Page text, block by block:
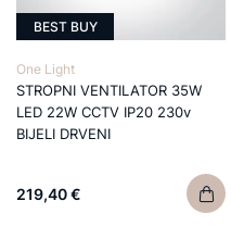
BEST BUY
One Light
STROPNI VENTILATOR 35W
LED 22W CCTV IP20 230v
BIJELI DRVENI
219,40 €